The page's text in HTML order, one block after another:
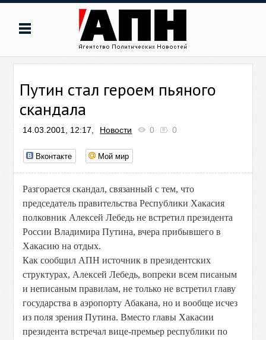
Путин стал героем пьяного
скандала
14.03.2001, 12:17, Новости 0 0
Вконтакте Мой мир
Разгорается скандал, связанный с тем, что
председатель правительства Республики Хакасия
полковник Алексей Лебедь не встретил президента
России Владимира Путина, вчера прибывшего в
Хакасию на отдых.
Как сообщил АПН источник в президентских
структурах, Алексей Лебедь, вопреки всем писаным
и неписаным правилам, не только не встретил главу
государства в аэропорту Абакана, но и вообще исчез
из поля зрения Путина. Вместо главы Хакасии
президента встречал вице-премьер республики по